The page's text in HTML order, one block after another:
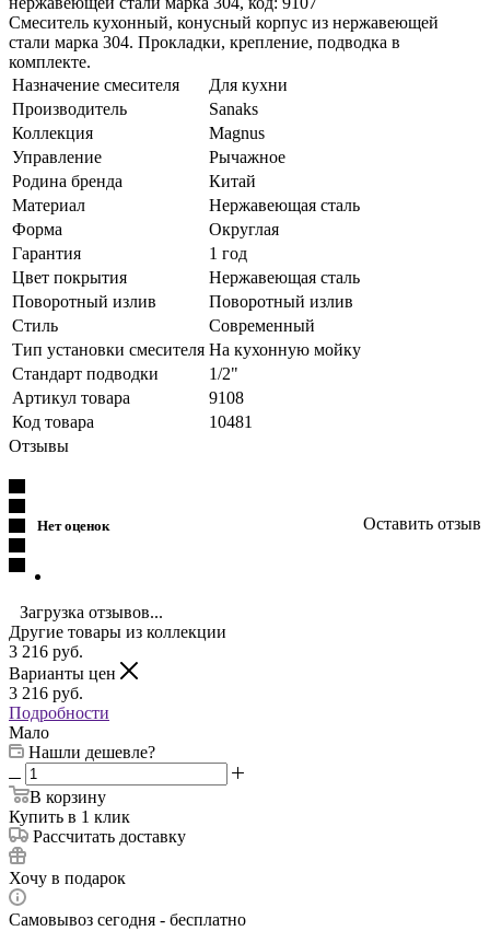
Смеситель кухонный, конусный корпус из нержавеющей
стали марка 304. Прокладки, крепление, подводка в
комплекте.
Назначение смесителя
Для кухни
Производитель
Sanaks
Коллекция
Magnus
Управление
Рычажное
Родина бренда
Китай
Материал
Нержавеющая сталь
Форма
Округлая
Гарантия
1 год
Цвет покрытия
Нержавеющая сталь
Поворотный излив
Поворотный излив
Стиль
Современный
Тип установки смесителя На кухонную мойку
Стандарт подводки
1/2"
Артикул товара
9108
Код товара
10481
Отзывы
Нет оценок Оставить отзыв
Загрузка отзывов...
Другие товары из коллекции
3 216 руб.
Варианты цен
3 216 руб.
Подробности
Мало
Нашли дешевле?
В корзину
Купить в 1 клик
Рассчитать доставку
Хочу в подарок
Самовывоз сегодня - бесплатно